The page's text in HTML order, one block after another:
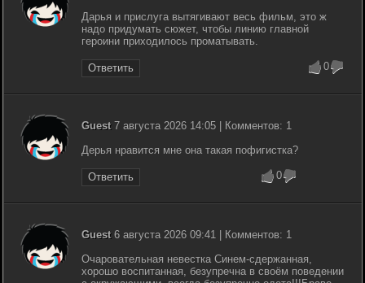
Дарья и прислуга вытягивают весь фильм, это ж
надо придумать сюжет, чтобы линию главной
героини приходилось проматывать.
Ответить 0
Guest7 августа 2026 14:05 | Комментов: 1
Дерья нравится мне она такая пофигистка?
Ответить 0
Guest6 августа 2026 09:41 | Комментов: 1
Очаровательная невестка Синем-сдержанная,
хорошо воспитанная, безупречна в своём поведении